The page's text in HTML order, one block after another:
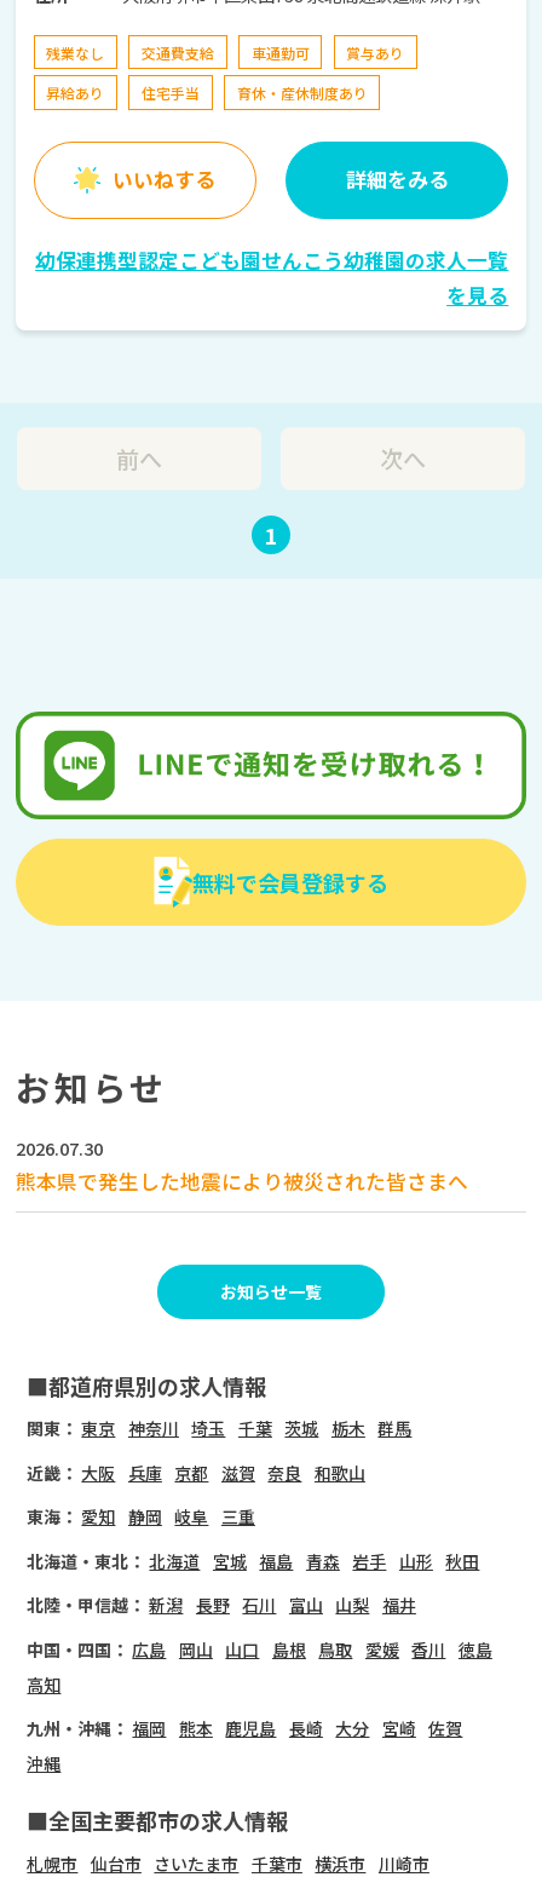
残業なし 交通費支給 車通勤可
賞与あり
昇給あり
住宅手当 育休・産休制度あり
いいねする 詳細をみる
幼保連携型認定こども園せんこう幼稚園の求人一覧
を見る
前へ
1
次へ
無料で会員登録する
お知らせ
2026.07.30
熊本県で発生した地震により被災された皆さまへ
お知らせ一覧
■都道府県別の求人情報
関東： 東京 神奈川 埼玉 千葉 茨城 栃木 群馬
近畿： 大阪 兵庫 京都 滋賀 奈良 和歌山
東海： 愛知 静岡 岐阜
三重
北海道・東北： 北海道 宮城 福島 青森 岩手 山形 秋田
北陸・甲信越： 新潟 長野 石川 富山 山梨 福井
中国・四国： 広島 岡山 山口 島根 鳥取 愛媛 香川 徳島
高知
九州・沖縄： 福岡 熊本 鹿児島 長崎 大分 宮崎 佐賀
沖縄
■全国主要都市の求人情報
札幌市 仙台市 さいたま市 千葉市 横浜市
川崎市